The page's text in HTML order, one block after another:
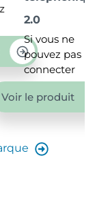
2.0
Si vous ne
pouvez pas
connecter
vos...
Voir le produit